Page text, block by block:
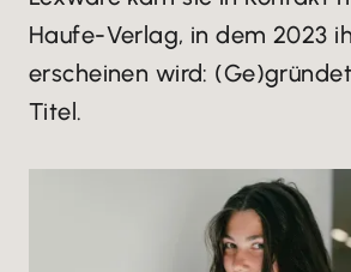
Haufe-Verlag, in dem 2023
erscheinen wird:
Titel.